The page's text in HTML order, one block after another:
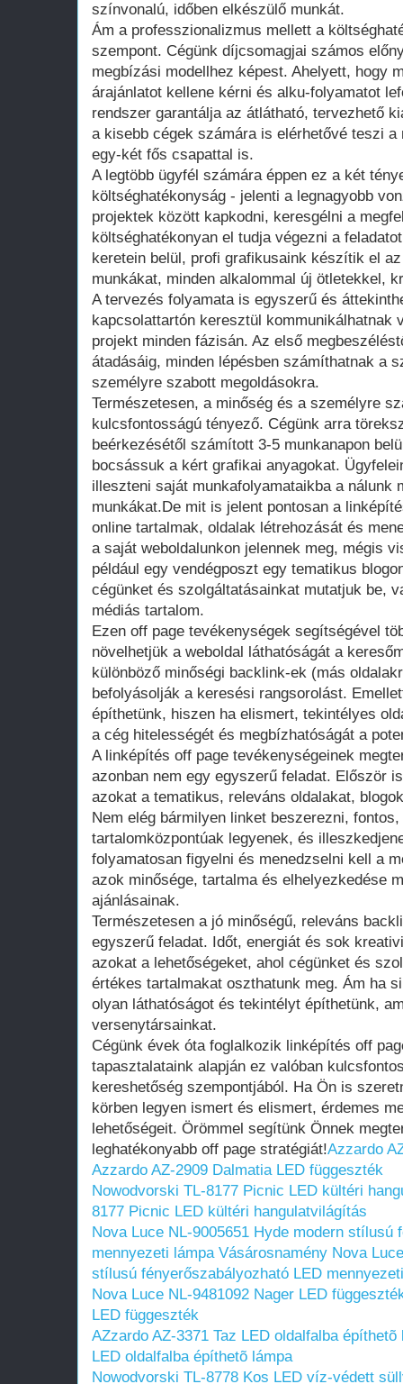
színvonalú, időben elkészülő munkát.
Ám a professzionalizmus mellett a
szempont. Cégünk díjcsomagjai számos
megbízási modellhez képest. Ahelyett, hogy
árajánlatot kellene kérni és alku-folyamatot
rendszer garantálja az átlátható, tervezhető
a kisebb cégek számára is elérhetővé teszi
egy-két fős csapattal is.
A legtöbb ügyfél számára éppen ez a két
költséghatékonyság - jelenti a legnagyobb
projektek között kapkodni, keresgélni a
költséghatékonyan el tudja végezni a
keretein belül, profi grafikusaink készítik el
munkákat, minden alkalommal új ötletekkel,
A tervezés folyamata is egyszerű és
kapcsolattartón keresztül kommunikálhatnak
projekt minden fázisán. Az első
átadásáig, minden lépésben számíthatnak a
személyre szabott megoldásokra.
Természetesen, a minőség és a személyre
kulcsfontosságú tényező. Cégünk arra
beérkezésétől számított 3-5 munkanapon
bocsássuk a kért grafikai anyagokat.
illeszteni saját munkafolyamataikba a nálunk
munkákat.De mit is jelent pontosan a
online tartalmak, oldalak létrehozását és
a saját weboldalunkon jelennek meg, mégis
például egy vendégposzt egy tematikus
cégünket és szolgáltatásainkat mutatjuk be,
médiás tartalom.
Ezen off page tevékenységek segítségével
növelhetjük a weboldal láthatóságát a
különböző minőségi backlink-ek (más
befolyásolják a keresési rangsorolást.
építhetünk, hiszen ha elismert, tekintélyes
a cég hitelességét és megbízhatóságát a
A linképítés off page tevékenységeinek
azonban nem egy egyszerű feladat. Először
azokat a tematikus, releváns oldalakat,
Nem elég bármilyen linket beszerezni,
tartalomközpontúak legyenek, és
folyamatosan figyelni és menedzselni kell a
azok minősége, tartalma és elhelyezkedése
ajánlásainak.
Természetesen a jó minőségű, releváns
egyszerű feladat. Időt, energiát és sok
azokat a lehetőségeket, ahol cégünket és
értékes tartalmakat oszthatunk meg. Ám ha
olyan láthatóságot és tekintélyt építhetünk,
versenytársainkat.
Cégünk évek óta foglalkozik linképítés off
tapasztalataink alapján ez valóban
kereshetőség szempontjából. Ha Ön is
körben legyen ismert és elismert, érdemes
lehetőségeit. Örömmel segítünk Önnek
leghatékonyabb off page stratégiát!Azzardo
Azzardo AZ-2909 Dalmatia LED függeszték
Nowodvorski TL-8177 Picnic LED kültéri
8177 Picnic LED kültéri hangulatvilágítás
Nova Luce NL-9005651 Hyde modern stílusú
mennyezeti lámpa Vásárosnamény Nova
stílusú fényerőszabályozható LED
Nova Luce NL-9481092 Nager LED
LED függeszték
AZzardo AZ-3371 Taz LED oldalfalba építhetõ
LED oldalfalba építhetõ lámpa
Nowodvorski TL-8778 Kos LED víz-védett